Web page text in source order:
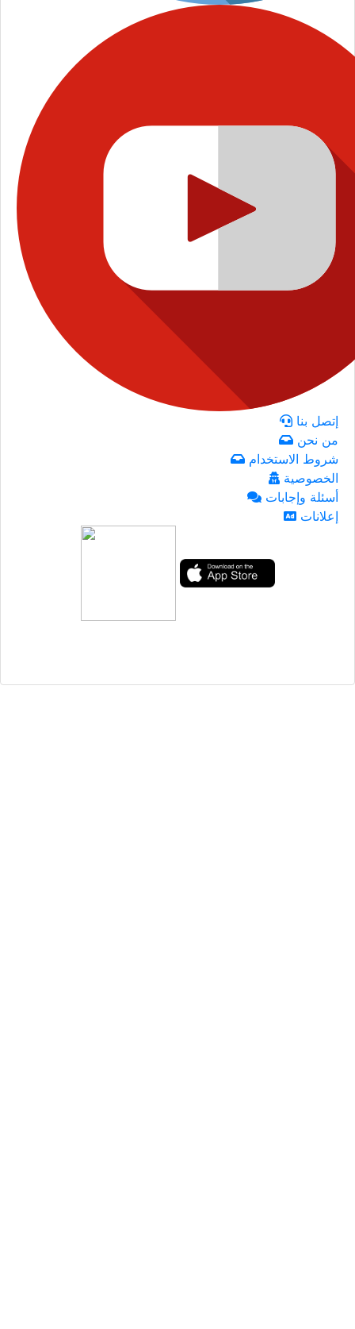
إتصل بنا
من نحن
شروط الاستخدام
الخصوصية
أسئلة وإجابات
إعلانات